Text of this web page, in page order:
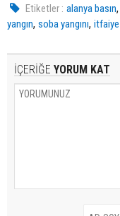
Etiketler : alanya basın
yangın, soba yangını, itfaiye
İÇERİĞE YORUM KAT